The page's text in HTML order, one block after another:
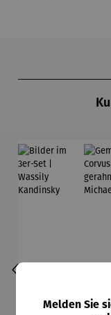
Melden Sie